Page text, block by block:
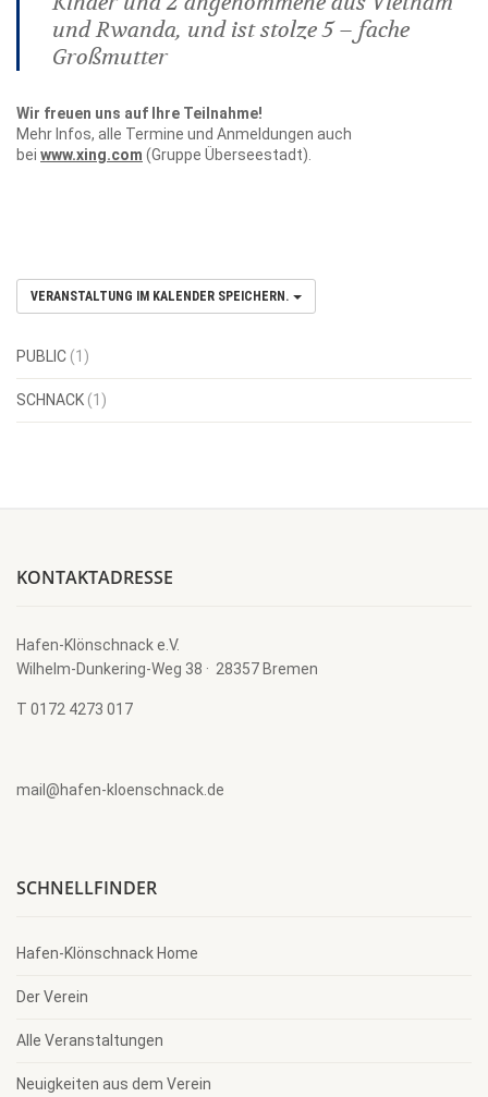
und Rwanda, und ist stolze 5 – fache
Großmutter
Wir freuen uns auf Ihre Teilnahme!
Mehr Infos, alle Termine und Anmeldungen auch
bei www.xing.com (Gruppe Überseestadt).
VERANSTALTUNG IM KALENDER SPEICHERN.
PUBLIC (1)
SCHNACK (1)
KONTAKTADRESSE
Hafen-Klönschnack e.V.
Wilhelm-Dunkering-Weg 38 · 28357 Bremen
T 0172 4273 017
mail@hafen-kloenschnack.de
SCHNELLFINDER
Hafen-Klönschnack Home
Der Verein
Alle Veranstaltungen
Neuigkeiten aus dem Verein